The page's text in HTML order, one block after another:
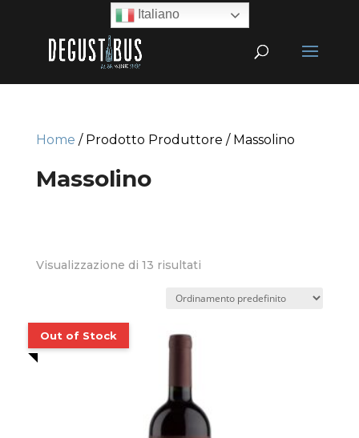
Home / Prodotto Produttore / Massolino
Massolino
Visualizzazione di 13 risultati
Italiano